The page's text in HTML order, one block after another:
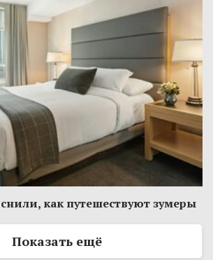
как путешествуют зумеры
Показать ещё